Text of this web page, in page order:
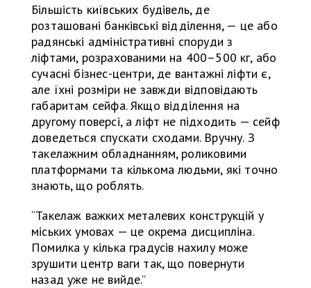
Більшість київських будівель, де
розташовані банківські відділення, — це або
радянські адміністративні споруди з
ліфтами, розрахованими на 400–500 кг, або
сучасні бізнес-центри, де вантажні ліфти є,
але їхні розміри не завжди відповідають
габаритам сейфа. Якщо відділення на
другому поверсі, а ліфт не підходить — сейф
доведеться спускати сходами. Вручну. З
такелажним обладнанням, роликовими
платформами та кількома людьми, які точно
знають, що роблять.
“Такелаж важких металевих конструкцій у
міських умовах — це окрема дисципліна.
Помилка у кілька градусів нахилу може
зрушити центр ваги так, що повернути
назад уже не вийде.”